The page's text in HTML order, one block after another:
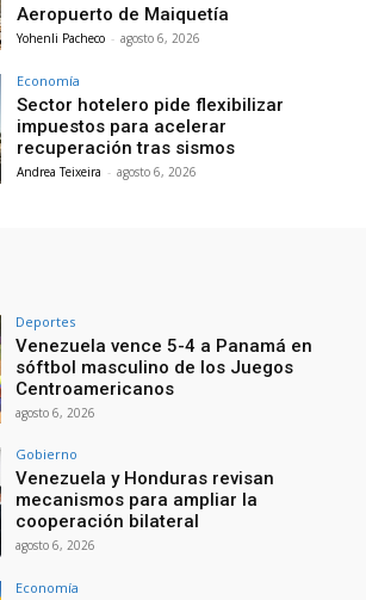
Aeropuerto de Maiquetía
Yohenli Pacheco - agosto 6, 2026
Economía
Sector hotelero pide flexibilizar
impuestos para acelerar
recuperación tras sismos
Andrea Teixeira - agosto 6, 2026
Deportes
Venezuela vence 5-4 a Panamá en
sóftbol masculino de los Juegos
Centroamericanos
agosto 6, 2026
Gobierno
Venezuela y Honduras revisan
mecanismos para ampliar la
cooperación bilateral
agosto 6, 2026
Economía